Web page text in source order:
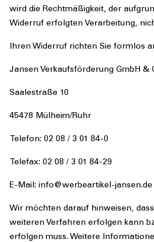
wird die Rechtmäßigkeit, der
Widerruf erfolgten Verarbeitung,
Ihren Widerruf richten Sie formlos
Jansen Verkaufsförderung GmbH &
Saalestraße 10
45478 Mülheim/Ruhr
Telefon: 02 08 / 3 01 84-0
Telefax: 02 08 / 3 01 84-29
E-Mail: info@werbeartikel-jansen.de
Wir möchten darauf hinweisen,
weiteren Verfahren erfolgen kann
erfolgen muss. Weitere